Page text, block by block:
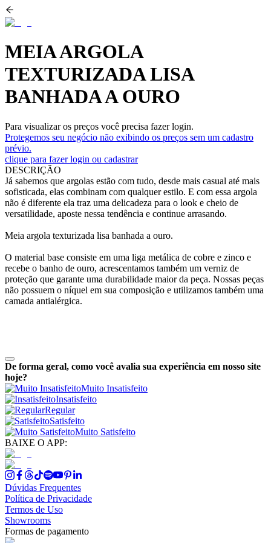
MEIA ARGOLA
TEXTURIZADA LISA
BANHADA A OURO
Para visualizar os preços você precisa fazer login.
Protegemos seu negócio não exibindo os preços sem um cadastro
prévio.
clique para fazer login ou cadastrar
DESCRIÇÃO
Já sabemos que argolas estão com tudo, desde mais casual até mais
sofisticada, elas combinam com qualquer estilo. E com essa argola
não é diferente ela traz uma delicadeza para o look e cheio de
versatilidade, aposte nessa tendência e continue arrasando.
Meia argola texturizada lisa banhada a ouro.
O material base consiste em uma liga metálica de cobre e zinco e
recebe o banho de ouro, acrescentamos também um verniz de
proteção que garante uma durabilidade maior da peça. Nossas peças
não possuem o níquel em sua composição e utilizamos também uma
camada antialérgica.
De forma geral, como você avalia sua experiência em nosso site
hoje?
Muito Insatisfeito
Insatisfeito
Regular
Satisfeito
Muito Satisfeito
BAIXE O APP:
Dúvidas Frequentes
Política de Privacidade
Termos de Uso
Showrooms
Formas de pagamento